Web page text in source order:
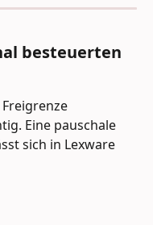
besteuerten
Eine pauschale
sich in Lexware